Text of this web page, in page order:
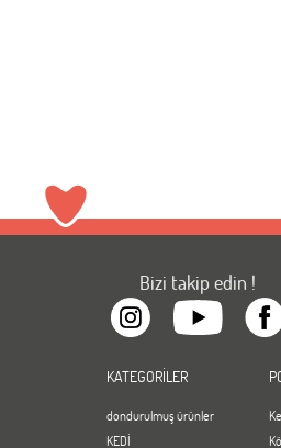
Bizi takip edin !
KATEGORİLER
dondurulmuş ürünler
KEDİ